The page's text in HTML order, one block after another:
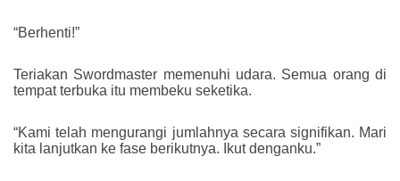
“Berhenti!”
Teriakan Swordmaster memenuhi udara. Semua orang di
tempat terbuka itu membeku seketika.
“Kami telah mengurangi jumlahnya secara signifikan. Mari
kita lanjutkan ke fase berikutnya. Ikut denganku.”